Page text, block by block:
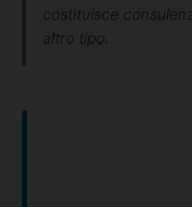
costituisce
altro tipo.